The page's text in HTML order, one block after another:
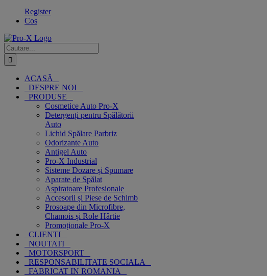
Register
Cos
Cautare...
ACASĂ
DESPRE NOI
PRODUSE
Cosmetice Auto Pro-X
Detergenți pentru Spălătorii
Auto
Lichid Spălare Parbriz
Odorizante Auto
Antigel Auto
Pro-X Industrial
Sisteme Dozare și Spumare
Aparate de Spălat
Aspiratoare Profesionale
Accesorii și Piese de Schimb
Prosoape din Microfibre,
Chamois și Role Hârtie
Promoționale Pro-X
CLIENTI
NOUTATI
MOTORSPORT
RESPONSABILITATE SOCIALA
FABRICAT IN ROMANIA